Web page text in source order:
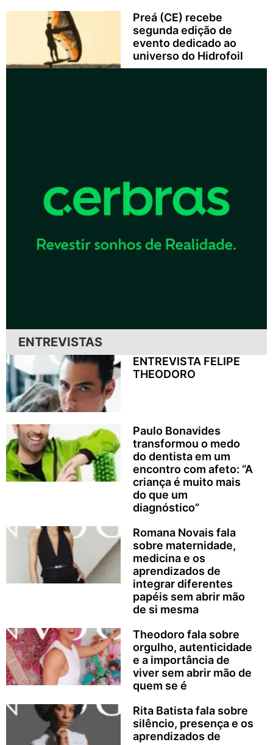
Preá (CE) recebe
segunda edição de
evento dedicado ao
universo do Hidrofoil
ENTREVISTAS
ENTREVISTA FELIPE
THEODORO
Paulo Bonavides
transformou o medo
do dentista em um
encontro com afeto: “A
criança é muito mais
do que um
diagnóstico”
Romana Novais fala
sobre maternidade,
medicina e os
aprendizados de
integrar diferentes
papéis sem abrir mão
de si mesma
Theodoro fala sobre
orgulho, autenticidade
e a importância de
viver sem abrir mão de
quem se é
Rita Batista fala sobre
silêncio, presença e os
aprendizados de